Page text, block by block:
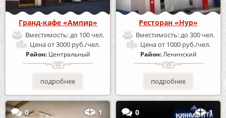
Гранд-кафе «Ампир»
Вместимость:до 100 чел.
Ценаот 3000 руб./чел.
Район: Центральный
подробнее
Ресторан «Нур»
Вместимость:до 300 чел.
Ценаот 1000 руб./чел.
Район:Ленинский
подробнее
0 1 0 1